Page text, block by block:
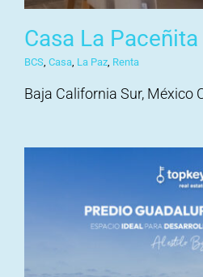
Casa La Paceñita
BCS, Casa, La Paz, Renta
Baja California Sur, México